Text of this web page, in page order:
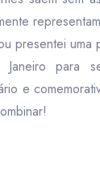
presentei
para
e